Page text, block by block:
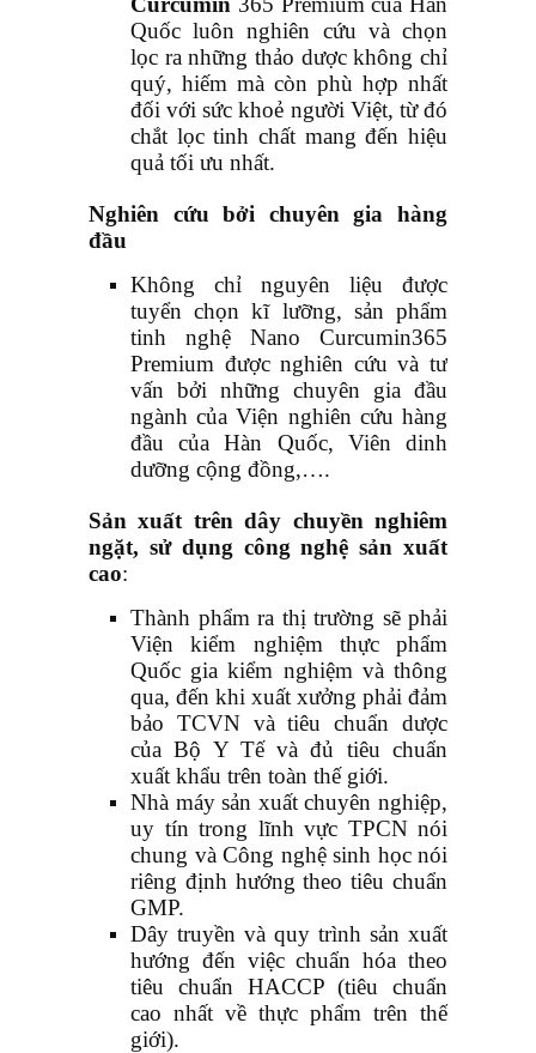
Quốc luôn nghiên cứu và chọn
lọc ra những thảo dược không chỉ
quý, hiếm mà còn phù hợp nhất
đối với sức khoẻ người Việt, từ đó
chắt lọc tinh chất mang đến hiệu
quả tối ưu nhất.
Nghiên cứu bởi chuyên gia hàng
đầu
Không chỉ nguyên liệu được
tuyển chọn kĩ lưỡng, sản phẩm
tinh nghệ Nano Curcumin365
Premium được nghiên cứu và tư
vấn bởi những chuyên gia đầu
ngành của Viện nghiên cứu hàng
đầu của Hàn Quốc, Viên dinh
dưỡng cộng đồng,….
Sản xuất trên dây chuyền nghiêm
ngặt, sử dụng công nghệ sản xuất
cao:
Thành phẩm ra thị trường sẽ phải
Viện kiểm nghiệm thực phẩm
Quốc gia kiểm nghiệm và thông
qua, đến khi xuất xưởng phải đảm
bảo TCVN và tiêu chuẩn dược
của Bộ Y Tế và đủ tiêu chuẩn
xuất khẩu trên toàn thế giới.
Nhà máy sản xuất chuyên nghiệp,
uy tín trong lĩnh vực TPCN nói
chung và Công nghệ sinh học nói
riêng định hướng theo tiêu chuẩn
GMP.
Dây truyền và quy trình sản xuất
hướng đến việc chuẩn hóa theo
tiêu chuẩn HACCP (tiêu chuẩn
cao nhất về thực phẩm trên thế
giới).